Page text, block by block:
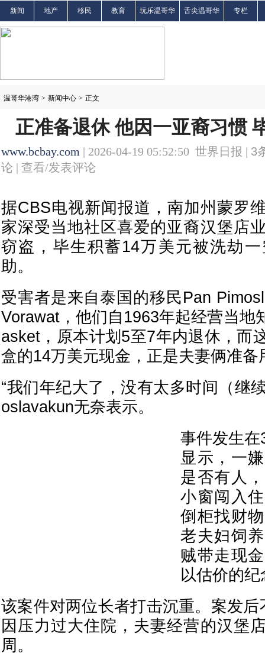
新闻 地产 移民 教育 玩乐温哥华 舌尖温哥华 专栏
温哥华港湾 > 新闻中心 > 正文
正准备退休 他因一亚裔习惯
www.bcbay.com | 2026-04-19 05:52:50 世界日报 | 3
论 | 查看/发表评论
据CBS电视新闻报道，南加州蒙罗
家深受当地社区喜爱的亚裔汉堡店
窃盗，毕生积蓄14万美元被洗劫
助。
受害者是来自泰国的移民Pan
Vorawat，他们自1963年起经营当地
asket，原本计划5至7年内退休，而
盒的14万美元现金，正是夫妻俩准备
“我们年纪大了，没有太多时间（继
oslavakun无奈表示。
事件发生
显示，一
是否有人
小窗闯入
倒柜找财
老夫妇饲
贼带走现
以估价的纪
该案件对两位长者打击沉重。案发
因压力过大住院，夫妻经营的汉堡
周。